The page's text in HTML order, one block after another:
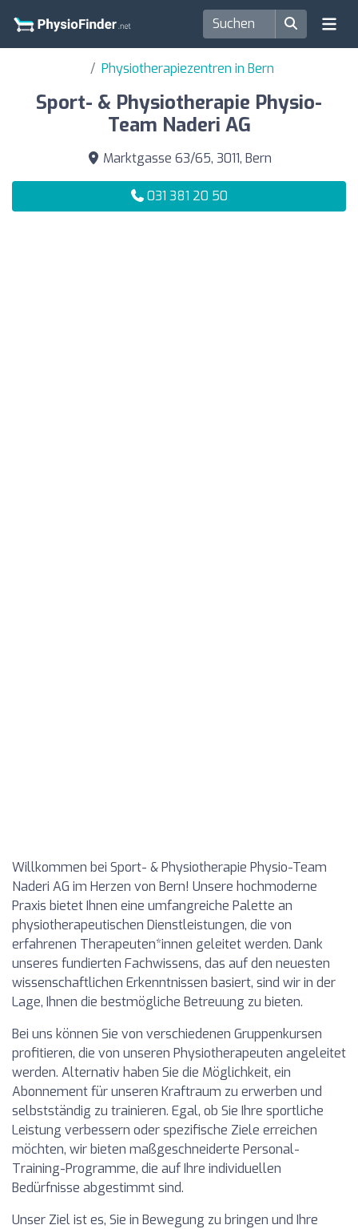
Physiotherapiezentren in Bern
Sport- & Physiotherapie Physio-
Team Naderi AG
Marktgasse 63/65, 3011, Bern
031 381 20 50
Willkommen bei Sport- & Physiotherapie Physio-Team
Naderi AG im Herzen von Bern! Unsere hochmoderne
Praxis bietet Ihnen eine umfangreiche Palette an
physiotherapeutischen Dienstleistungen, die von
erfahrenen Therapeuten*innen geleitet werden. Dank
unseres fundierten Fachwissens, das auf den neuesten
wissenschaftlichen Erkenntnissen basiert, sind wir in der
Lage, Ihnen die bestmögliche Betreuung zu bieten.
Bei uns können Sie von verschiedenen Gruppenkursen
profitieren, die von unseren Physiotherapeuten angeleitet
werden. Alternativ haben Sie die Möglichkeit, ein
Abonnement für unseren Kraftraum zu erwerben und
selbstständig zu trainieren. Egal, ob Sie Ihre sportliche
Leistung verbessern oder spezifische Ziele erreichen
möchten, wir bieten maßgeschneiderte Personal-
Training-Programme, die auf Ihre individuellen
Bedürfnisse abgestimmt sind.
Unser Ziel ist es, Sie in Bewegung zu bringen und Ihre